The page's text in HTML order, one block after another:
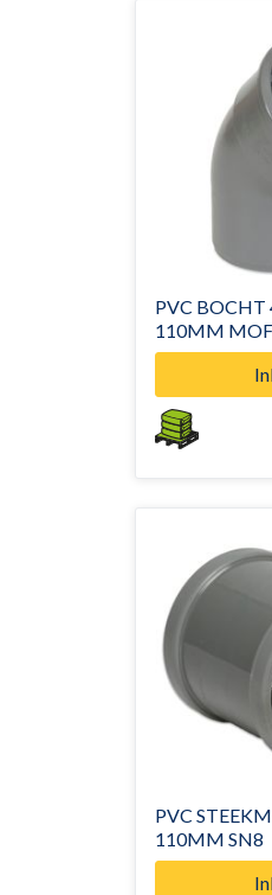
PVC BOCHT
110MM MOF
PVC
110MM SN8